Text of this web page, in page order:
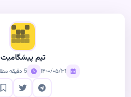
تیم پیشگامیت
۱۴۰۰/۰۵/۳۱ 5 دقیقه مطالعه